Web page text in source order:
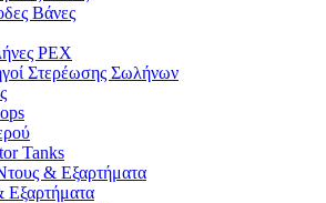
Βάνες
PEX
Στερέωσης Σωλήνων
Tanks
& Εξαρτήματα
Εξαρτήματα